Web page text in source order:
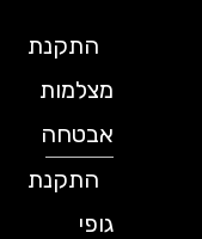
התקנת
מצלמות
אבטחה
התקנת